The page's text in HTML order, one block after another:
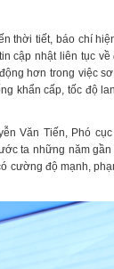
thời tiết, báo chí
cập nhật liên tục
hơn trong việc
khẩn cấp, tốc độ
Văn Tiến, Phó
ta những năm
cường độ mạnh,